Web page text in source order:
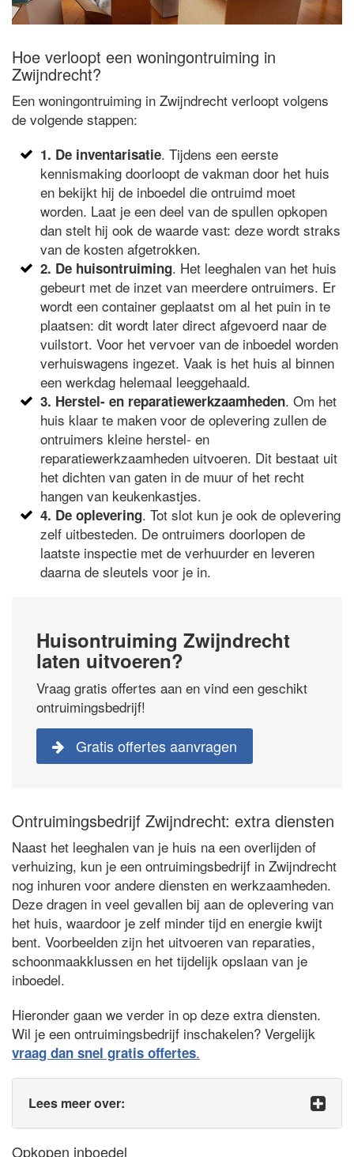
Hoe verloopt een woningontruiming in
Zwijndrecht?
Een woningontruiming in Zwijndrecht verloopt volgens
de volgende stappen:
1. De inventarisatie. Tijdens een eerste
kennismaking doorloopt de vakman door het huis
en bekijkt hij de inboedel die ontruimd moet
worden. Laat je een deel van de spullen opkopen
dan stelt hij ook de waarde vast: deze wordt straks
van de kosten afgetrokken.
2. De huisontruiming. Het leeghalen van het huis
gebeurt met de inzet van meerdere ontruimers. Er
wordt een container geplaatst om al het puin in te
plaatsen: dit wordt later direct afgevoerd naar de
vuilstort. Voor het vervoer van de inboedel worden
verhuiswagens ingezet. Vaak is het huis al binnen
een werkdag helemaal leeggehaald.
3. Herstel- en reparatiewerkzaamheden. Om het
huis klaar te maken voor de oplevering zullen de
ontruimers kleine herstel- en
reparatiewerkzaamheden uitvoeren. Dit bestaat uit
het dichten van gaten in de muur of het recht
hangen van keukenkastjes.
4. De oplevering. Tot slot kun je ook de oplevering
zelf uitbesteden. De ontruimers doorlopen de
laatste inspectie met de verhuurder en leveren
daarna de sleutels voor je in.
Huisontruiming Zwijndrecht
laten uitvoeren?
Vraag gratis offertes aan en vind een geschikt
ontruimingsbedrijf!
Gratis offertes aanvragen
Ontruimingsbedrijf Zwijndrecht: extra diensten
Naast het leeghalen van je huis na een overlijden of
verhuizing, kun je een ontruimingsbedrijf in Zwijndrecht
nog inhuren voor andere diensten en werkzaamheden.
Deze dragen in veel gevallen bij aan de oplevering van
het huis, waardoor je zelf minder tijd en energie kwijt
bent. Voorbeelden zijn het uitvoeren van reparaties,
schoonmaakklussen en het tijdelijk opslaan van je
inboedel.
Hieronder gaan we verder in op deze extra diensten.
Wil je een ontruimingsbedrijf inschakelen? Vergelijk
vraag dan snel gratis offertes.
Lees meer over:
Opkopen inboedel